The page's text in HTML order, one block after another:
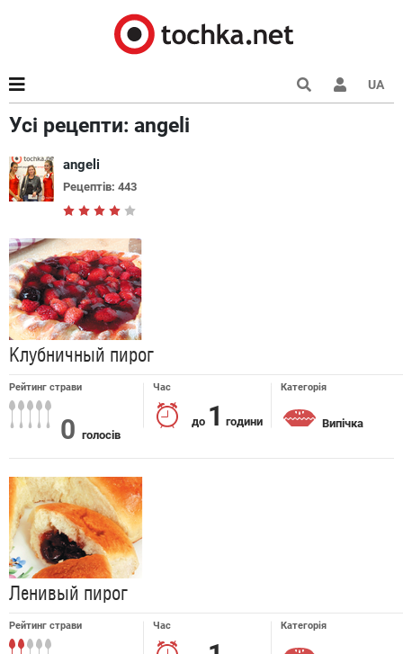
UA
Усі рецепти: angeli
angeli
Рецептів: 443
Клубничный пирог
Рейтинг страви
0 голосів
Час
до 1 години
Категорія
Випічка
Ленивый пирог
Рейтинг страви Час Категорія